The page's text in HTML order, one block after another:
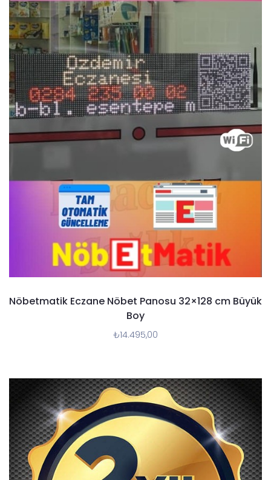
Nöbetmatik Eczane Nöbet Panosu 32×128 cm Büyük
Boy
₺14.495,00